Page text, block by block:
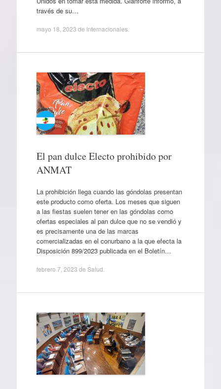
través de su…
mayo 18, 2023 de Internacionales.
El pan dulce Electo prohibido por
ANMAT
La prohibición llega cuando las góndolas presentan
este producto como oferta. Los meses que siguen
a las fiestas suelen tener en las góndolas como
ofertas especiales al pan dulce que no se vendió y
es precisamente una de las marcas
comercializadas en el conurbano a la que efecta la
Disposición 899/2023 publicada en el Boletín…
febrero 7, 2023 de Salud